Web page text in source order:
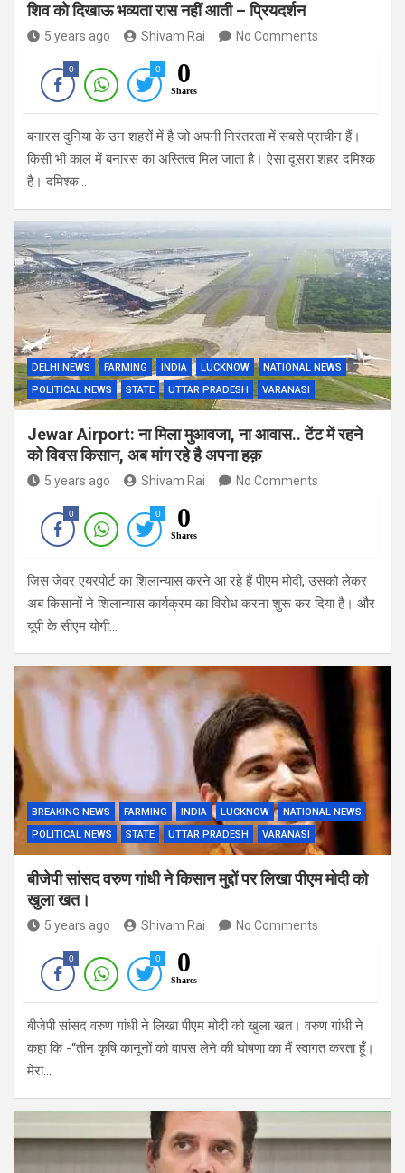
शिव को दिखाऊ भव्यता रास नहीं आती – प्रियदर्शन
5 years ago Shivam Rai No Comments
0 0 0
Shares
बनारस दुनिया के उन शहरों में है जो अपनी निरंतरता में सबसे प्राचीन हैं।
किसी भी काल में बनारस का अस्तित्व मिल जाता है। ऐसा दूसरा शहर दमिश्क
है। दमिश्क…
DELHI NEWS FARMING INDIA LUCKNOW
NATIONAL NEWS
POLITICAL NEWS
STATE UTTAR PRADESH VARANASI
Jewar Airport: ना मिला मुआवजा, ना आवास.. टेंट में रहने
को विवस किसान, अब मांग रहे है अपना हक़
5 years ago Shivam Rai No Comments
0 0 0
Shares
जिस जेवर एयरपोर्ट का शिलान्यास करने आ रहे हैं पीएम मोदी, उसको लेकर
अब किसानों ने शिलान्यास कार्यक्रम का विरोध करना शुरू कर दिया है। और
यूपी के सीएम योगी…
BREAKING NEWS FARMING INDIA LUCKNOW
NATIONAL NEWS
POLITICAL NEWS
STATE UTTAR PRADESH VARANASI
बीजेपी सांसद वरुण गांधी ने किसान मुद्दों पर लिखा पीएम मोदी को
खुला खत।
5 years ago Shivam Rai No Comments
0 0 0
Shares
बीजेपी सांसद वरुण गांधी ने लिखा पीएम मोदी को खुला खत। वरुण गांधी ने
कहा कि -“तीन कृषि कानूनों को वापस लेने की घोषणा का मैं स्वागत करता हूँ।
मेरा…